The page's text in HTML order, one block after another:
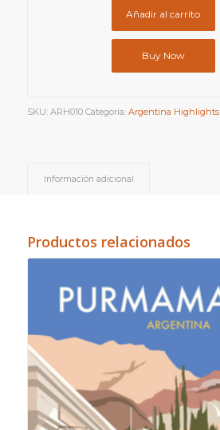
Añadir al carrito
Buy Now
SKU: ARH010 Categoría: Argentina Highlights
Información adicional
Productos relacionados